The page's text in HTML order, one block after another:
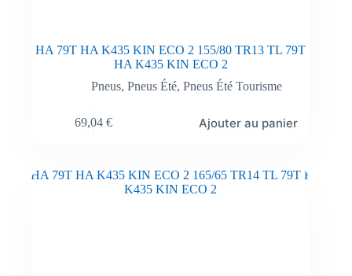
HA 79T HA K435 KIN ECO 2 155/80 TR13 TL 79T
HA K435 KIN ECO 2
Pneus, Pneus Été, Pneus Été Tourisme
69,04 € Ajouter au panier